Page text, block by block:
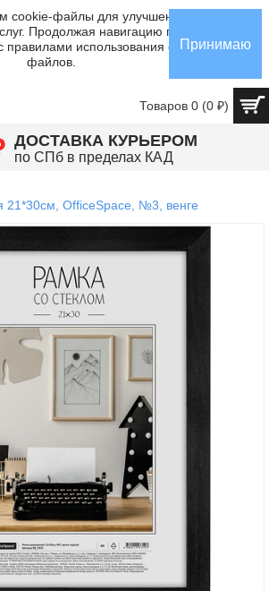
cookie-файлы для улучшения
Продолжая навигацию по сайту,
правилами использования cookie-
файлов.
Принимаю
Товаров 0 (0 ₽)
ДОСТАВКА КУРЬЕРОМ
по СПб в пределах КАД
21*30см, OfficeSpace, №3, венге